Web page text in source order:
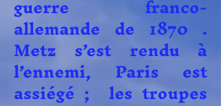
allemande de 1870 .
Metz s’est rendu à
l’ennemi, Paris est
assiégé ; les troupes